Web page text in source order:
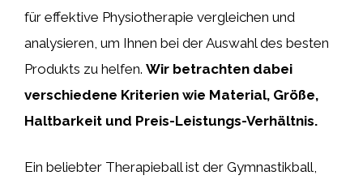
für effektive Physiotherapie vergleichen und
analysieren, um Ihnen bei der Auswahl des besten
Produkts zu helfen. Wir betrachten dabei
verschiedene Kriterien wie Material, Größe,
Haltbarkeit und Preis-Leistungs-Verhältnis.
Ein beliebter Therapieball ist der Gymnastikball,